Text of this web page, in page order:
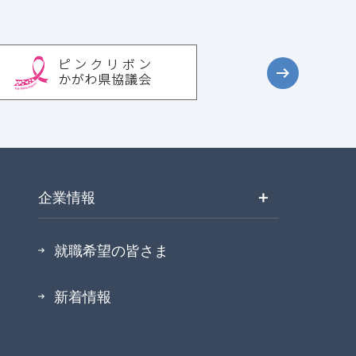
企業情報 ＋
就職希望の皆さま
新着情報